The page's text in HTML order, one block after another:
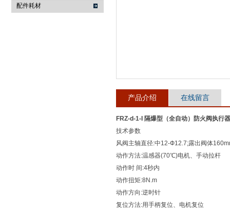
配件耗材
产品介绍 在线留言
FRZ-d-1-I 隔爆型（全自动）防火阀执行器
技术参数
风阀主轴直径:中12-Ф12.7;露出阀体
动作方法:温感器(70℃)电机、手动拉杆
动作时 间:4秒内
动作扭矩:8N.m
动作方向:逆时针
复位方法:用手柄复位、电机复位